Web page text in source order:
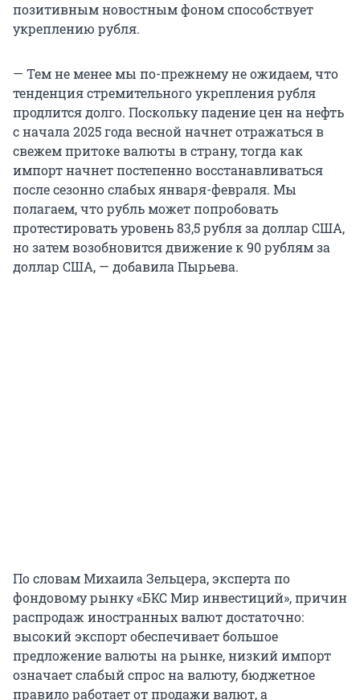
позитивным новостным фоном способствует
укреплению рубля.
— Тем не менее мы по-прежнему не ожидаем, что
тенденция стремительного укрепления рубля
продлится долго. Поскольку падение цен на нефть
с начала 2025 года весной начнет отражаться в
свежем притоке валюты в страну, тогда как
импорт начнет постепенно восстанавливаться
после сезонно слабых января-февраля. Мы
полагаем, что рубль может попробовать
протестировать уровень 83,5 рубля за доллар США,
но затем возобновится движение к 90 рублям за
доллар США, — добавила Пырьева.
По словам Михаила Зельцера, эксперта по
фондовому рынку «БКС Мир инвестиций», причин
распродаж иностранных валют достаточно:
высокий экспорт обеспечивает большое
предложение валюты на рынке, низкий импорт
означает слабый спрос на валюту, бюджетное
правило работает от продажи валют, а